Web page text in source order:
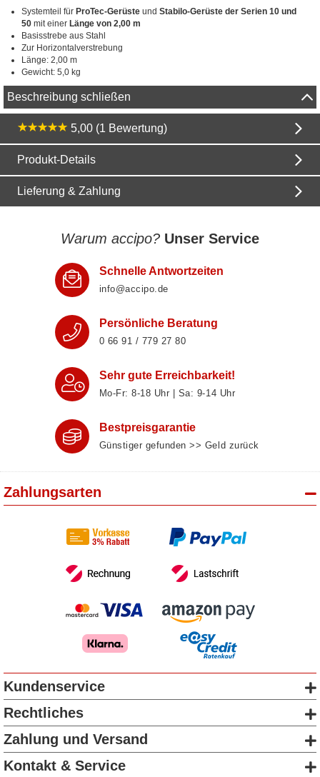
Systemteil für ProTec-Gerüste und Stabilo-Gerüste der Serien 10 und
50 mit einer Länge von 2,00 m
Basisstrebe aus Stahl
Zur Horizontalverstrebung
Länge: 2,00 m
Gewicht: 5,0 kg
Beschreibung schließen
5,00 (1 Bewertung)
Produkt-Details
Lieferung & Zahlung
Warum accipo? Unser Service
Schnelle Antwortzeiten
info@accipo.de
Persönliche Beratung
0 66 91 / 779 27 80
Sehr gute Erreichbarkeit!
Mo-Fr: 8‑18 Uhr | Sa: 9‑14 Uhr
Bestpreisgarantie
Günstiger gefunden >> Geld zurück
Zahlungsarten
Kundenservice
Rechtliches
Zahlung und Versand
Kontakt & Service